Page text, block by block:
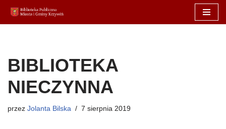
Przejdź
BIBLIOTEKA
NIECZYNNA
przez Jolanta Bilska 7 sierpnia 2019